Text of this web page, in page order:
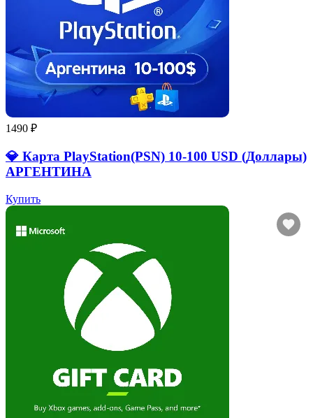
1490 ₽
💎 Карта PlayStation(PSN) 10-100 USD (Доллары)
АРГЕНТИНА
Купить